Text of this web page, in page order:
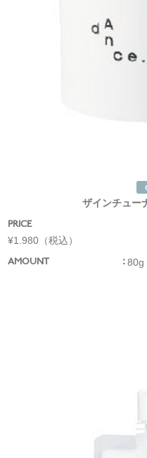
ザインチュー
PRICE
¥1.980（税込）
AMOUNT 80g